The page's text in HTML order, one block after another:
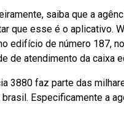
saiba que a
que esse é o aplicativo.
edifício de número 187,
de atendimento da caixa
3880 faz parte das
Especificamente a